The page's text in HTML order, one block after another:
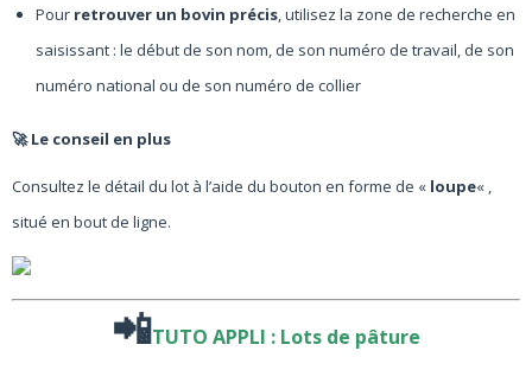
Pour retrouver un bovin précis , utilisez la zone de recherche en
saisissant : le début de son nom, de son numéro de travail, de son
numéro national ou de son numéro de collier
🚀 Le conseil en plus
Consultez le détail du lot à l’aide du bouton en forme de « loupe« ,
situé en bout de ligne.
📲TUTO APPLI : Lots de pâture